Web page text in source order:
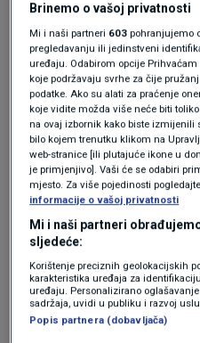
Kitarović i onda sa
rekao je Šeparović koji
Milanovićem
epizodama ne nalazi
odstupi od običaja
stupanja predsjednika
Kada bi se gledalo
Milanoviću, da bi
mandat, inauguracija
cijeli Ustavni sud,
predsjednikom
Brinemo o vašoj privatnosti
Mi i naši partneri 603 pohranjujemo
pregledavanju ili jedinstveni
uređaju. Odabirom opcije
koje podržavaju svrhe za čije
podatke. Ako su alati za praćenje
koje vidite možda više neće biti
na ovaj izbornik kako biste izmijenili
bilo kojem trenutku klikom na
web-stranice [ili plutajuće ikone u
je primjenjivo]. Vaši će se odabiri
mjesto. Za više pojedinosti
informacije o vašoj privatnosti
Mi i naši partneri
sljedeće:
Korištenje preciznih geolokacijskih
karakteristika uređaja za
uređaju. Personalizirano
sadržaja, uvidi u publiku i razvoj
Popis partnera (dobavljača)